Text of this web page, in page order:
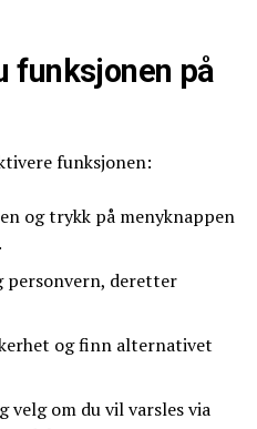
funksjonen på
funksjonen:
og trykk på menyknappen
deretter
og finn alternativet
velg om du vil varsles via